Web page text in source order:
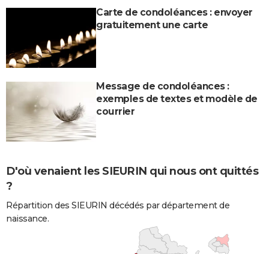
Carte de condoléances : envoyer
gratuitement une carte
Message de condoléances :
exemples de textes et modèle de
courrier
D'où venaient les SIEURIN qui nous ont quittés
?
Répartition des SIEURIN décédés par département de
naissance.